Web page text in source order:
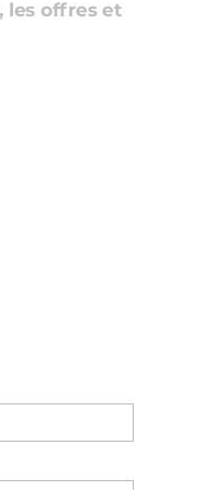
les offres et